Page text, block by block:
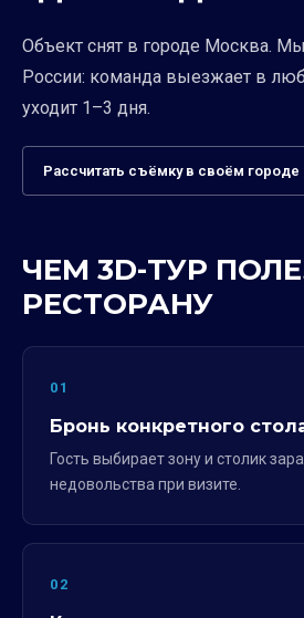
Объект снят в городе Москва.
России: команда выезжает в
уходит 1–3 дня.
Рассчитать съёмку в своём городе
ЧЕМ 3D-ТУР
РЕСТОРАНУ
01
Бронь конкретного
Гость выбирает зону и столик
недовольства при визите.
02